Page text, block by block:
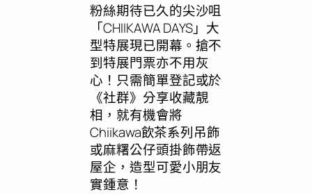
粉絲期待已久的尖沙咀
「CHIIKAWA DAYS」大
型特展現已開幕。搶不
到特展門票亦不用灰
心！只需簡單登記或於
《社群》分享收藏靚
相，就有機會將
Chiikawa飲茶系列吊飾
或麻糬公仔頭掛飾帶返
屋企，造型可愛小朋友
實鍾意！